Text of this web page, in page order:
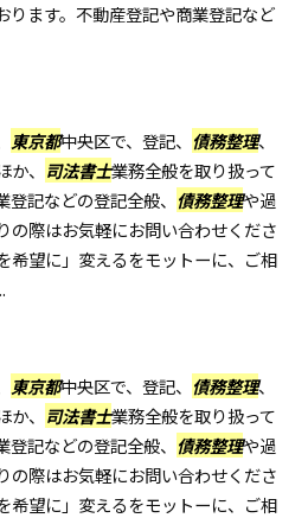
ります。不動産登記や商業登記など
東京都中央区で、登記、 債務整理、
、 司法書士業務全般を取り扱って
記などの登記全般、 債務整理や過
の際はお気軽にお問い合わせくださ
希望に」変えるをモットーに、ご相
東京都中央区で、登記、 債務整理、
、 司法書士業務全般を取り扱って
記などの登記全般、 債務整理や過
の際はお気軽にお問い合わせくださ
希望に」変えるをモットーに、ご相